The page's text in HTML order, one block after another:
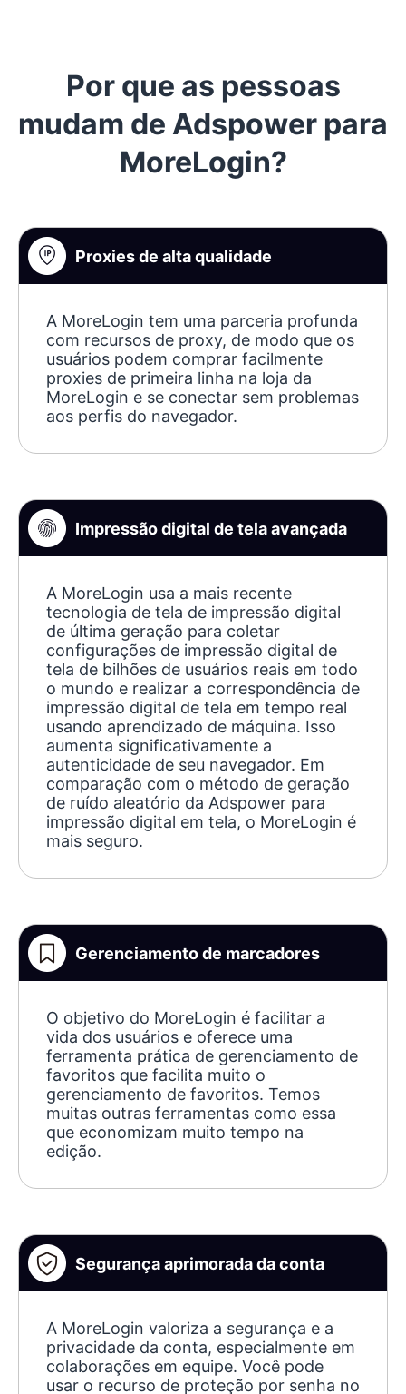
Por que as pessoas
mudam de Adspower para
MoreLogin?
Proxies de alta qualidade
A MoreLogin tem uma parceria profunda
com recursos de proxy, de modo que os
usuários podem comprar facilmente
proxies de primeira linha na loja da
MoreLogin e se conectar sem problemas
aos perfis do navegador.
Impressão digital de tela avançada
A MoreLogin usa a mais recente
tecnologia de tela de impressão digital
de última geração para coletar
configurações de impressão digital de
tela de bilhões de usuários reais em todo
o mundo e realizar a correspondência de
impressão digital de tela em tempo real
usando aprendizado de máquina. Isso
aumenta significativamente a
autenticidade de seu navegador. Em
comparação com o método de geração
de ruído aleatório da Adspower para
impressão digital em tela, o MoreLogin é
mais seguro.
Gerenciamento de marcadores
O objetivo do MoreLogin é facilitar a
vida dos usuários e oferece uma
ferramenta prática de gerenciamento de
favoritos que facilita muito o
gerenciamento de favoritos. Temos
muitas outras ferramentas como essa
que economizam muito tempo na
edição.
Segurança aprimorada da conta
A MoreLogin valoriza a segurança e a
privacidade da conta, especialmente em
colaborações em equipe. Você pode
usar o recurso de proteção por senha no